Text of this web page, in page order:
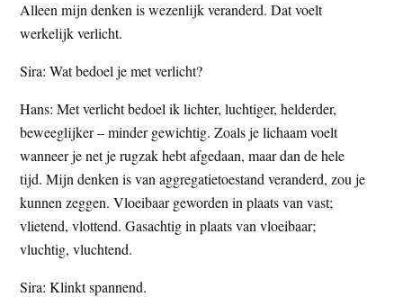
Alleen mijn denken is wezenlijk veranderd. Dat voelt
werkelijk verlicht.
Sira: Wat bedoel je met verlicht?
Hans: Met verlicht bedoel ik lichter, luchtiger, helderder,
beweeglijker – minder gewichtig. Zoals je lichaam voelt
wanneer je net je rugzak hebt afgedaan, maar dan de hele
tijd. Mijn denken is van aggregatietoestand veranderd, zou je
kunnen zeggen. Vloeibaar geworden in plaats van vast;
vlietend, vlottend. Gasachtig in plaats van vloeibaar;
vluchtig, vluchtend.
Sira: Klinkt spannend.